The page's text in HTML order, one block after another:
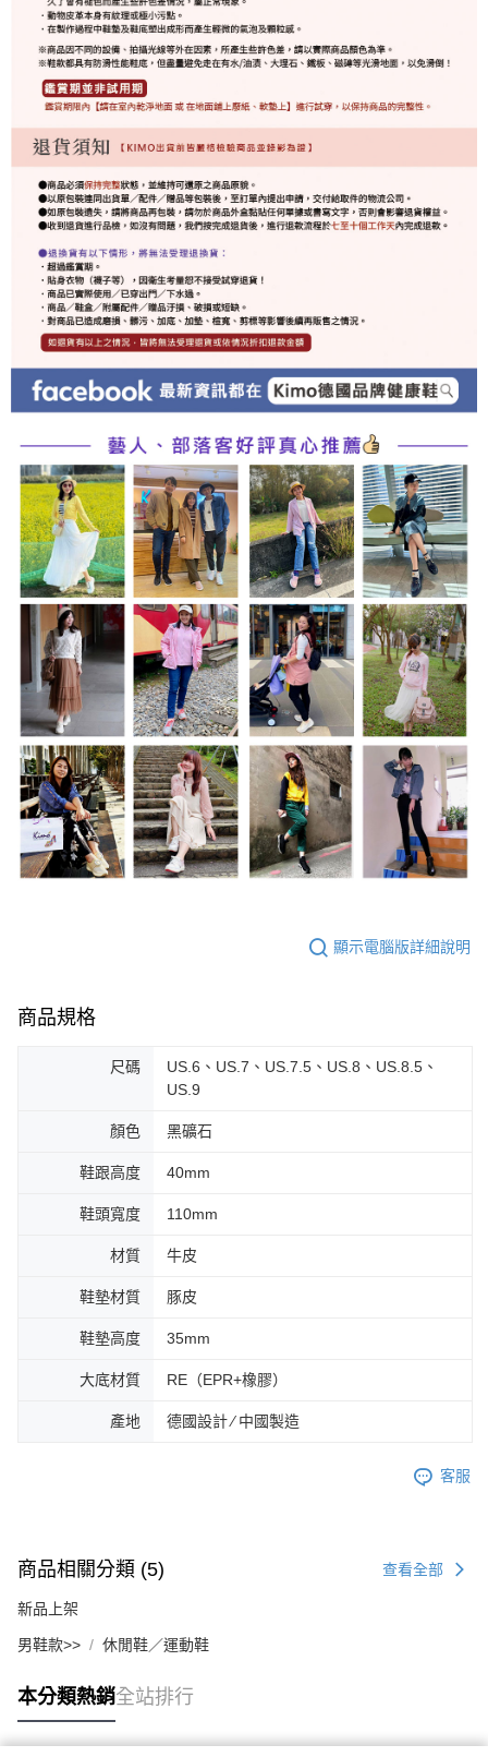
顯示電腦版詳細說明
商品規格
尺碼
US.6、US.7、US.7.5、US.8、US.8.5、
US.9
顏色 黑礦石
鞋跟高度 40mm
鞋頭寬度 110mm
材質 牛皮
鞋墊材質 豚皮
鞋墊高度 35mm
大底材質 RE（EPR+橡膠）
產地 德國設計 ∕ 中國製造
客服
商品相關分類 (5) 查看全部
新品上架
男鞋款>> 休閒鞋／運動鞋
本分類熱銷全站排行